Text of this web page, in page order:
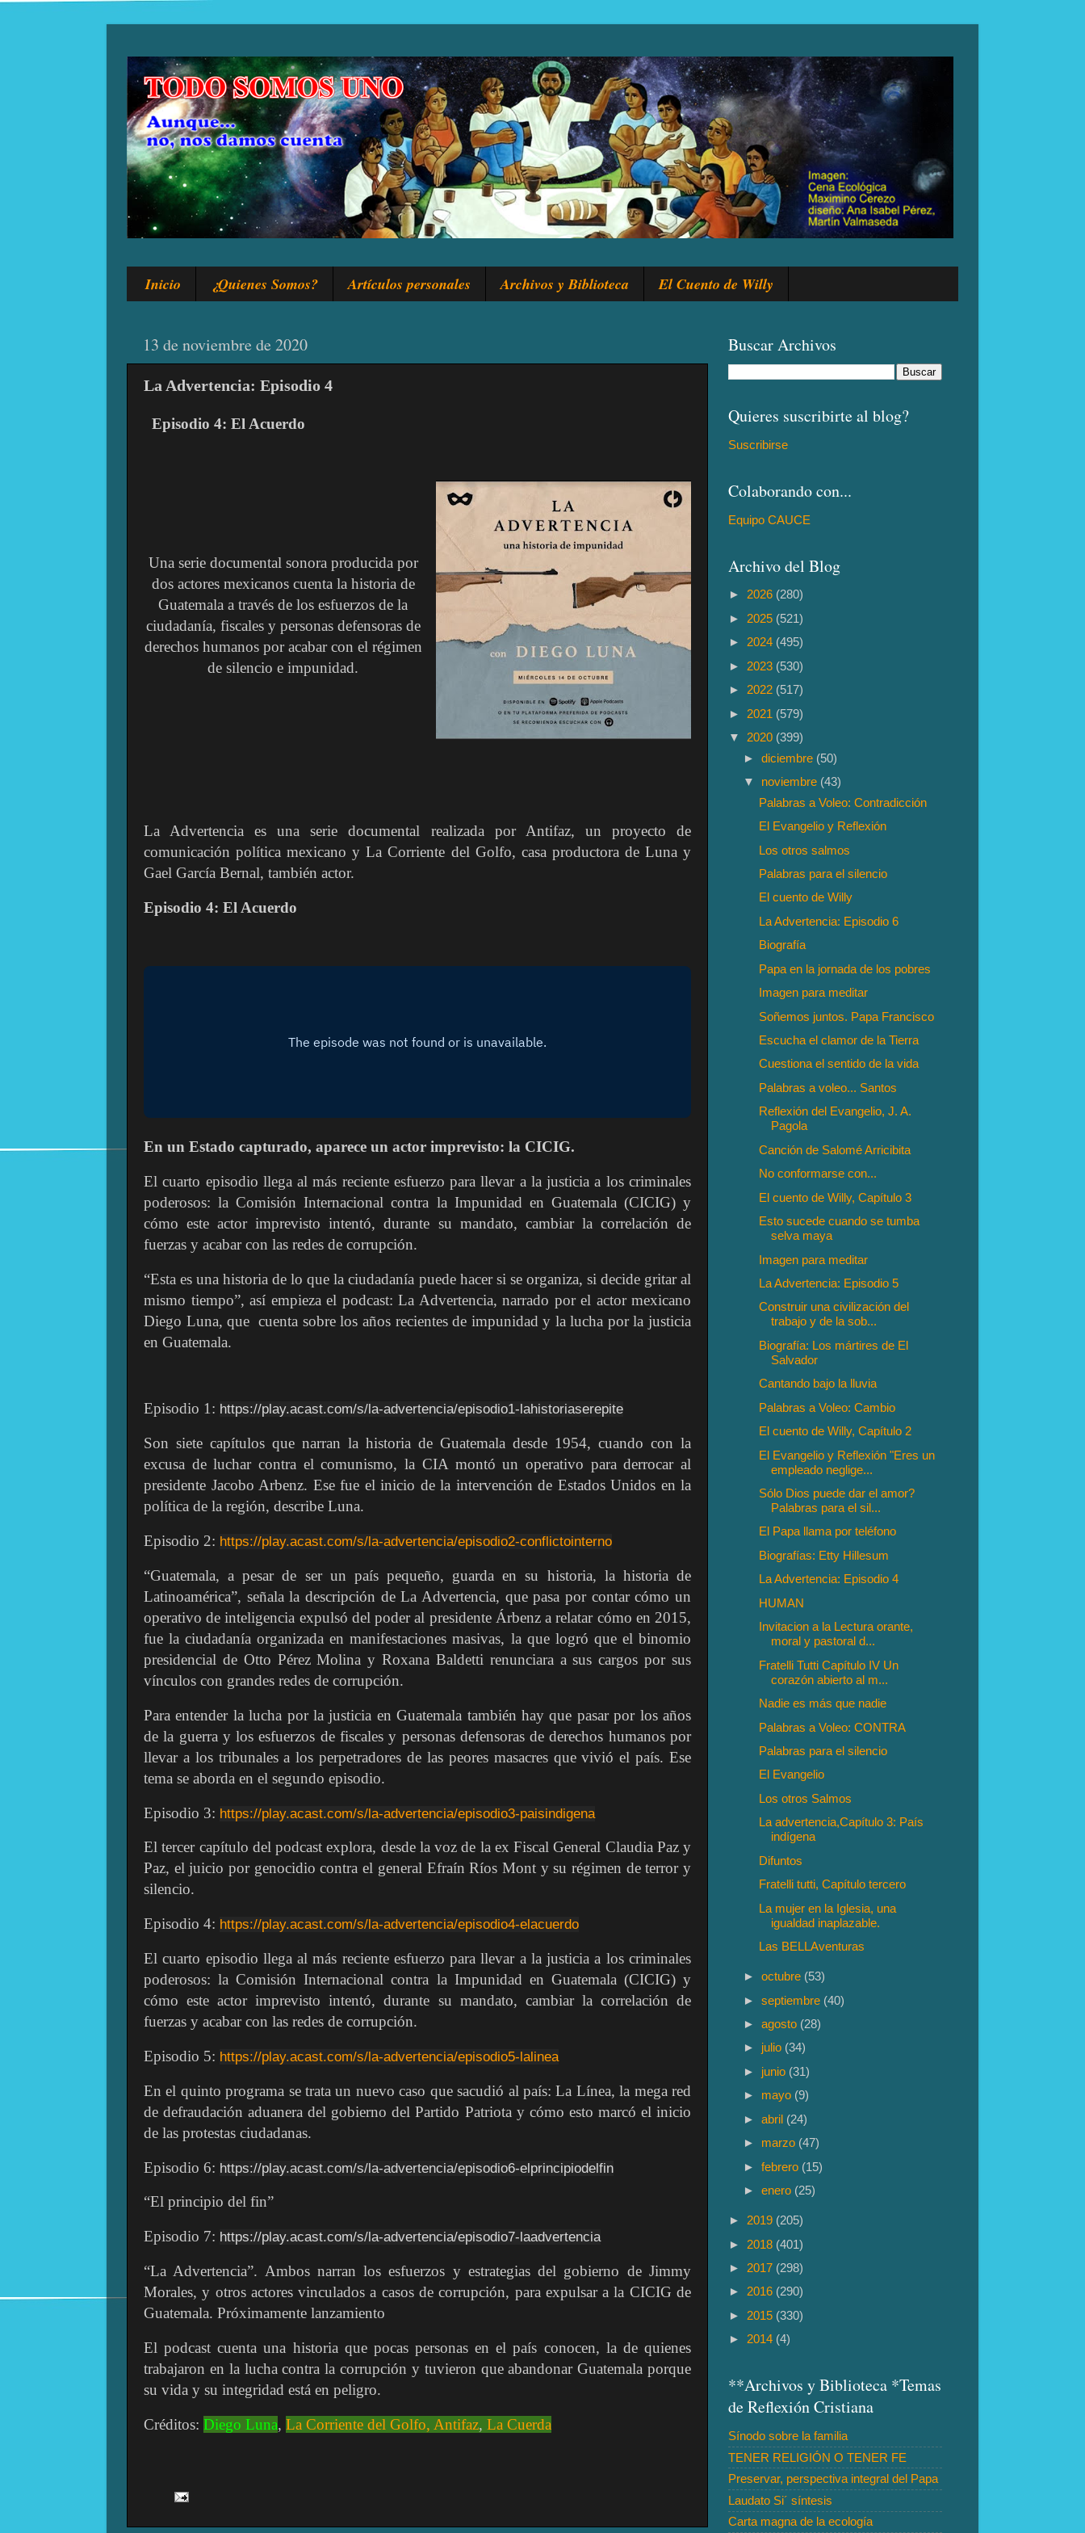
Inicio ¿Quienes Somos? Artículos personales Archivos y Biblioteca El Cuento de Willy
13 de noviembre de 2020
La Advertencia: Episodio 4
Episodio 4: El Acuerdo
Una serie documental sonora producida por
dos actores mexicanos cuenta la historia de
Guatemala a través de los esfuerzos de la
ciudadanía, fiscales y personas defensoras de
derechos humanos por acabar con el régimen
de silencio e impunidad.
La Advertencia es una serie documental realizada por Antifaz, un proyecto de
comunicación política mexicano y La Corriente del Golfo, casa productora de Luna y
Gael García Bernal, también actor.
Episodio 4: El Acuerdo
En un Estado capturado, aparece un actor imprevisto: la CICIG.
El cuarto episodio llega al más reciente esfuerzo para llevar a la justicia a los criminales
poderosos: la Comisión Internacional contra la Impunidad en Guatemala (CICIG) y
cómo este actor imprevisto intentó, durante su mandato, cambiar la correlación de
fuerzas y acabar con las redes de corrupción.
“Esta es una historia de lo que la ciudadanía puede hacer si se organiza, si decide gritar al
mismo tiempo”, así empieza el podcast: La Advertencia, narrado por el actor mexicano
Diego Luna, que cuenta sobre los años recientes de impunidad y la lucha por la justicia
en Guatemala.
Episodio 1: https://play.acast.com/s/la-advertencia/episodio1-lahistoriaserepite
Son siete capítulos que narran la historia de Guatemala desde 1954, cuando con la
excusa de luchar contra el comunismo, la CIA montó un operativo para derrocar al
presidente Jacobo Arbenz. Ese fue el inicio de la intervención de Estados Unidos en la
política de la región, describe Luna.
Episodio 2: https://play.acast.com/s/la-advertencia/episodio2-conflictointerno
“Guatemala, a pesar de ser un país pequeño, guarda en su historia, la historia de
Latinoamérica”, señala la descripción de La Advertencia, que pasa por contar cómo un
operativo de inteligencia expulsó del poder al presidente Árbenz a relatar cómo en 2015,
fue la ciudadanía organizada en manifestaciones masivas, la que logró que el binomio
presidencial de Otto Pérez Molina y Roxana Baldetti renunciara a sus cargos por sus
vínculos con grandes redes de corrupción.
Para entender la lucha por la justicia en Guatemala también hay que pasar por los años
de la guerra y los esfuerzos de fiscales y personas defensoras de derechos humanos por
llevar a los tribunales a los perpetradores de las peores masacres que vivió el país. Ese
tema se aborda en el segundo episodio.
Episodio 3: https://play.acast.com/s/la-advertencia/episodio3-paisindigena
El tercer capítulo del podcast explora, desde la voz de la ex Fiscal General Claudia Paz y
Paz, el juicio por genocidio contra el general Efraín Ríos Mont y su régimen de terror y
silencio.
Episodio 4: https://play.acast.com/s/la-advertencia/episodio4-elacuerdo
El cuarto episodio llega al más reciente esfuerzo para llevar a la justicia a los criminales
poderosos: la Comisión Internacional contra la Impunidad en Guatemala (CICIG) y
cómo este actor imprevisto intentó, durante su mandato, cambiar la correlación de
fuerzas y acabar con las redes de corrupción.
Episodio 5: https://play.acast.com/s/la-advertencia/episodio5-lalinea
En el quinto programa se trata un nuevo caso que sacudió al país: La Línea, la mega red
de defraudación aduanera del gobierno del Partido Patriota y cómo esto marcó el inicio
de las protestas ciudadanas.
Episodio 6: https://play.acast.com/s/la-advertencia/episodio6-elprincipiodelfin
“El principio del fin”
Episodio 7: https://play.acast.com/s/la-advertencia/episodio7-laadvertencia
“La Advertencia”. Ambos narran los esfuerzos y estrategias del gobierno de Jimmy
Morales, y otros actores vinculados a casos de corrupción, para expulsar a la CICIG de
Guatemala. Próximamente lanzamiento
El podcast cuenta una historia que pocas personas en el país conocen, la de quienes
trabajaron en la lucha contra la corrupción y tuvieron que abandonar Guatemala porque
su vida y su integridad está en peligro.
Créditos: Diego Luna, La Corriente del Golfo, Antifaz, La Cuerda
Buscar Archivos
Quieres suscribirte al blog?
Suscribirse
Colaborando con...
Equipo CAUCE
Archivo del Blog
► 2026 (280)
► 2025 (521)
► 2024 (495)
► 2023 (530)
► 2022 (517)
► 2021 (579)
▼ 2020 (399)
►diciembre (50)
▼ noviembre (43)
Palabras a Voleo: Contradicción
El Evangelio y Reflexión
Los otros salmos
Palabras para el silencio
El cuento de Willy
La Advertencia: Episodio 6
Biografía
Papa en la jornada de los pobres
Imagen para meditar
Soñemos juntos. Papa Francisco
Escucha el clamor de la Tierra
Cuestiona el sentido de la vida
Palabras a voleo... Santos
Reflexión del Evangelio, J. A.
Pagola
Canción de Salomé Arricibita
No conformarse con...
El cuento de Willy, Capítulo 3
Esto sucede cuando se tumba
selva maya
Imagen para meditar
La Advertencia: Episodio 5
Construir una civilización del
trabajo y de la sob...
Biografía: Los mártires de El
Salvador
Cantando bajo la lluvia
Palabras a Voleo: Cambio
El cuento de Willy, Capítulo 2
El Evangelio y Reflexión "Eres un
empleado neglige...
Sólo Dios puede dar el amor?
Palabras para el sil...
El Papa llama por teléfono
Biografías: Etty Hillesum
La Advertencia: Episodio 4
HUMAN
Invitacion a la Lectura orante,
moral y pastoral d...
Fratelli Tutti Capítulo IV Un
corazón abierto al m...
Nadie es más que nadie
Palabras a Voleo: CONTRA
Palabras para el silencio
El Evangelio
Los otros Salmos
La advertencia,Capítulo 3: País
indígena
Difuntos
Fratelli tutti, Capítulo tercero
La mujer en la Iglesia, una
igualdad inaplazable.
Las BELLAventuras
►octubre (53)
►septiembre (40)
►agosto (28)
► julio (34)
► junio (31)
► mayo (9)
►abril (24)
► marzo (47)
►febrero (15)
►enero (25)
► 2019 (205)
► 2018 (401)
► 2017 (298)
► 2016 (290)
► 2015 (330)
► 2014 (4)
**Archivos y Biblioteca *Temas
de Reflexión Cristiana
Sínodo sobre la familia
TENER RELIGIÓN O TENER FE
Preservar, perspectiva integral del Papa
Laudato Si´ síntesis
Carta magna de la ecología